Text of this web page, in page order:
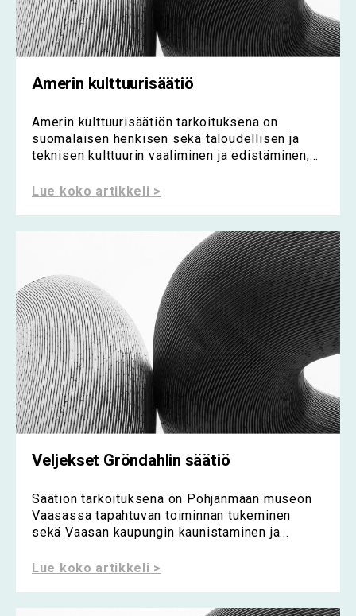
Amerin kulttuurisäätiö
Amerin kulttuurisäätiön tarkoituksena on
suomalaisen henkisen sekä taloudellisen ja
teknisen kulttuurin vaaliminen ja edistäminen,...
Lue koko artikkeli >
Veljekset Gröndahlin säätiö
Säätiön tarkoituksena on Pohjanmaan museon
Vaasassa tapahtuvan toiminnan tukeminen
sekä Vaasan kaupungin kaunistaminen ja...
Lue koko artikkeli >